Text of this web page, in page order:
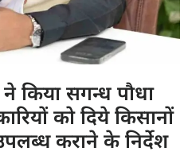
किया सगन्ध पौधा
को दिये किसानों
कराने के निर्देश